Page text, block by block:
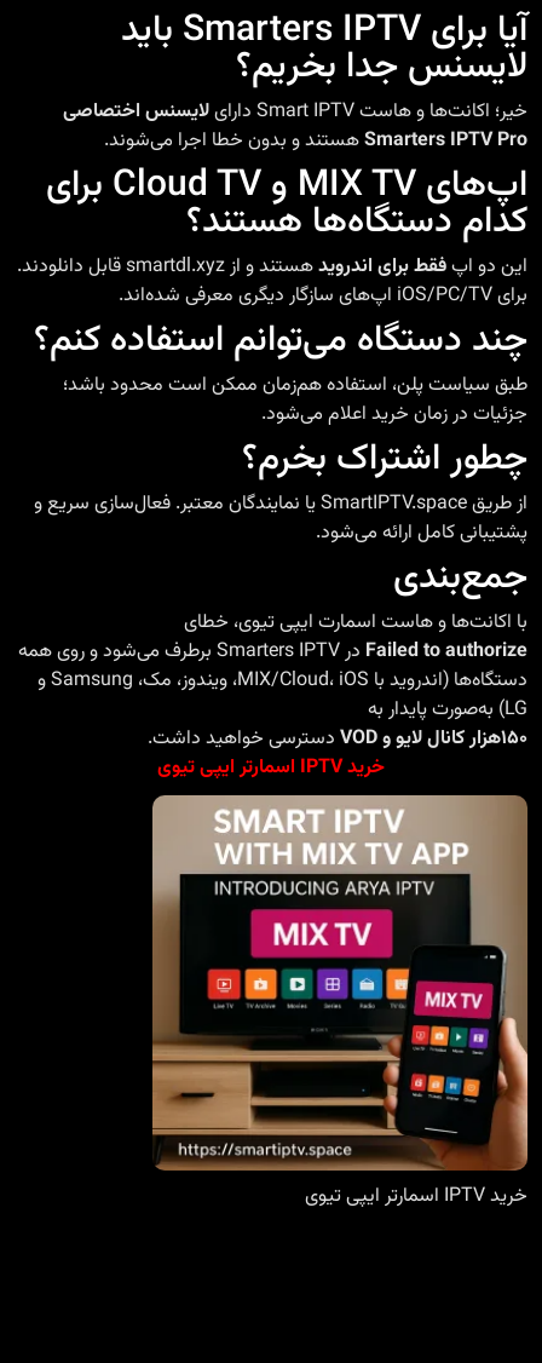
آیا برای Smarters IPTV باید
لایسنس جدا بخریم؟
خیر؛ اکانت‌ها و هاست Smart IPTV دارای
لایسنس اختصاصی
Smarters IPTV Proهستند و بدون خطا اجرا می‌شوند.
اپ‌های MIX TV و Cloud TV برای
کدام دستگاه‌ها هستند؟
این دو اپفقط برای اندرویدهستند و ازsmartdl.xyzقابل دانلودند.
برای iOS/PC/TV اپ‌های سازگار دیگری معرفی شده‌اند.
چند دستگاه می‌توانم استفاده کنم؟
طبق سیاست پلن، استفاده هم‌زمان ممکن است محدود باشد؛
جزئیات در زمان خرید اعلام می‌شود.
چطور اشتراک بخرم؟
از طریقSmartIPTV.spaceیا نمایندگان معتبر. فعال‌سازی سریع و
پشتیبانی کامل ارائه می‌شود.
جمع‌بندی
با اکانت‌ها و هاست اسمارت ایپی تیوی، خطای
Failed to authorize
در Smarters IPTV برطرف می‌شود و روی همه
دستگاه‌ها (اندروید با MIX/Cloud، iOS، ویندوز، مک، Samsung و
LG) به‌صورت پایدار به
۱۵۰هزار کانال لایو و VOD
دسترسی خواهید داشت.
خرید IPTV اسمارتر ایپی تیوی
خرید IPTV اسمارتر ایپی تیوی